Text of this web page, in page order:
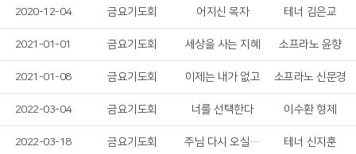
2020-12-04 금요기도회 어지신 목자 테너 김은교
2021-01-01 금요기도회 세상을 사는 지혜 소프라노 윤향
2021-01-08 금요기도회 이제는 내가 없고 소프라노 신문경
2022-03-04 금요기도회 너를 선택한다 이수환 형제
2022-03-18 금요기도회 주님 다시 오실 때까지 테너 신지훈